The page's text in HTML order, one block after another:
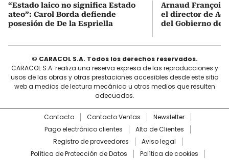
“Estado laico no significa Estado
ateo”: Carol Borda defiende
posesión de De la Espriella
Arnaud François
el director de
del Gobierno de
© CARACOL S.A. Todos los derechos reservados.
CARACOL S.A. realiza una reserva expresa de las reproducciones y
usos de las obras y otras prestaciones accesibles desde este sitio
web a medios de lectura mecánica u otros medios que resulten
adecuados.
Contacto Contacto Ventas
Newsletter
Pago electrónico clientes
Alta de Clientes
Registro de proveedores
Aviso legal
Política de Protección de Datos
Política de cookies